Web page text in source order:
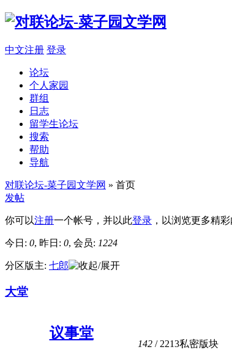
中文注册 登录
论坛
个人家园
群组
日志
留学生论坛
搜索
帮助
导航
对联论坛-菜子园文学网 » 首页
发帖
你可以注册一个帐号，并以此登录 ，以浏览更多精
今日: 0, 昨日: 0, 会员: 1224
分区版主: 七郎
大堂
议事堂
142 / 2213私密版块